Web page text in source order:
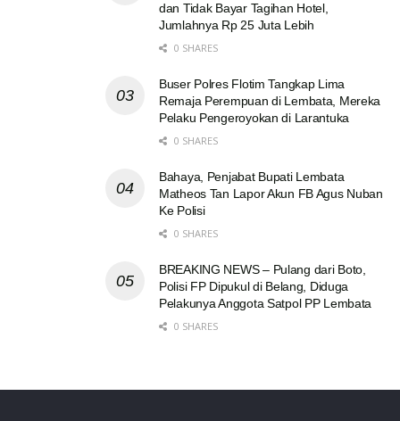
dan Tidak Bayar Tagihan Hotel,
Jumlahnya Rp 25 Juta Lebih
0 SHARES
Buser Polres Flotim Tangkap Lima
Remaja Perempuan di Lembata, Mereka
Pelaku Pengeroyokan di Larantuka
0 SHARES
Bahaya, Penjabat Bupati Lembata
Matheos Tan Lapor Akun FB Agus Nuban
Ke Polisi
0 SHARES
BREAKING NEWS – Pulang dari Boto,
Polisi FP Dipukul di Belang, Diduga
Pelakunya Anggota Satpol PP Lembata
0 SHARES